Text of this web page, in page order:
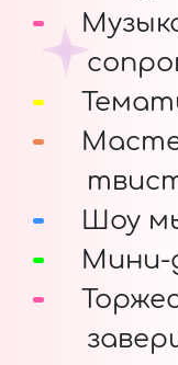
Шоу
Мини-